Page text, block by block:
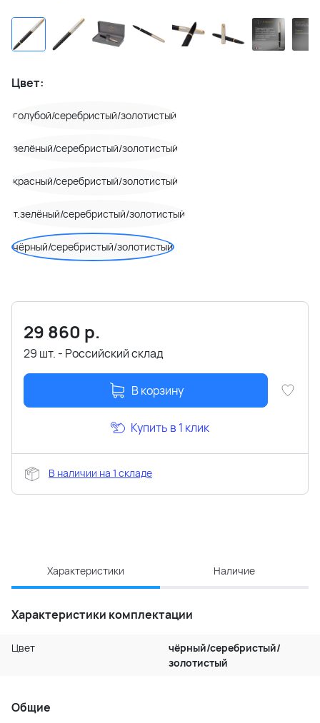
Цвет:
голубой/серебристый/золотистый
зелёный/серебристый/золотистый
красный/серебристый/золотистый
т.зелёный/серебристый/золотистый
чёрный/серебристый/золотистый
29 860 р.
29 шт. - Российский склад
В корзину
Купить в 1 клик
В наличии на 1 складе
Характеристики Наличие
Характеристики комплектации
Цвет
чёрный/серебристый/
золотистый
Общие